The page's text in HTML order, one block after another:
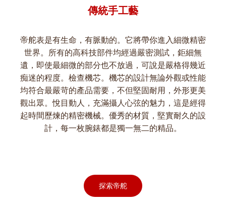
傳統手工藝
帝舵表是有生命，有脈動的。它將帶你進入細微精密
世界。所有的高科技部件均經過嚴密測試，鉅細無
遺，即使最細微的部分也不放過，可說是嚴格得幾近
痴迷的程度。檢查機芯。機芯的設計無論外觀或性能
均符合最嚴苛的產品需要，不但堅固耐用，外形更美
觀出眾。悅目動人，充滿攝人心弦的魅力，這是經得
起時間歷煉的精密機械。優秀的材質，堅實耐久的設
計，每一枚腕錶都是獨一無二的精品。
探索帝舵